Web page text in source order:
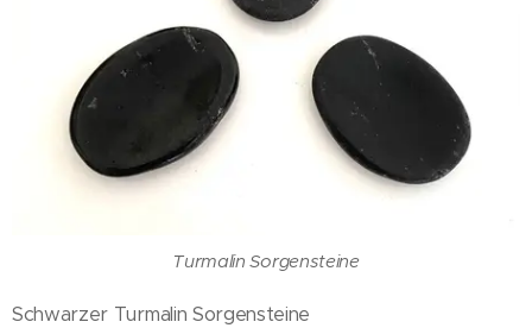
Turmalin Sorgensteine
Schwarzer Turmalin Sorgensteine